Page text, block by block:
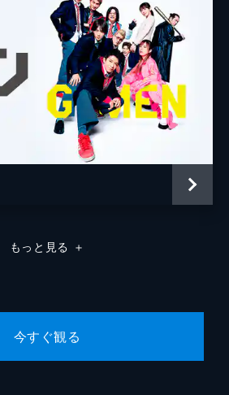
もっと見る ＋
今すぐ観る